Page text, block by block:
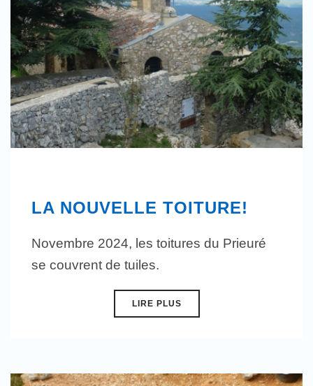
LA NOUVELLE TOITURE!
Novembre 2024, les toitures du Prieuré
se couvrent de tuiles.
LIRE PLUS